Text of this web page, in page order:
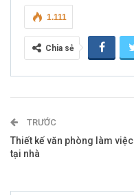
1.111
Chia sẻ
TRƯỚC
Thiết kế văn phòng làm việc
tại nhà